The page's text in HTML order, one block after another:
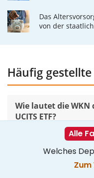
Das
von der
Häufig gestellte
Wie lautet die WKN
UCITS ETF?
Wie lautet die ISIN
UCITS ETF?